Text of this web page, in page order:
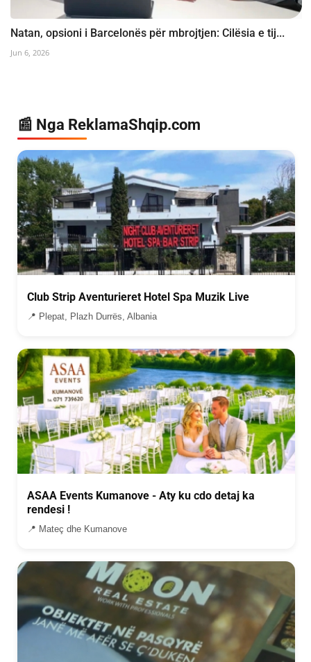
Natan, opsioni i Barcelonës për mbrojtjen: Cilësia e tij...
Jun 6, 2026
📰 Nga ReklamaShqip.com
Club Strip Aventurieret Hotel Spa Muzik Live
📍 Plepat, Plazh Durrës, Albania
ASAA Events Kumanove - Aty ku cdo detaj ka
rendesi !
📍 Mateç dhe Kumanove